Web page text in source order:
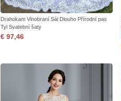
Drahokam Vinobraní Sál Dlouho Přírodní pas
Tyl Svatební šaty
€ 97,46